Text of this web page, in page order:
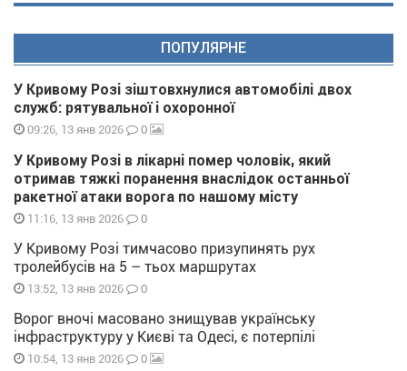
ПОПУЛЯРНЕ
У Кривому Розі зіштовхнулися автомобілі двох
служб: рятувальної і охоронної
09:26, 13 янв 2026 0
У Кривому Розі в лікарні помер чоловік, який
отримав тяжкі поранення внаслідок останньої
ракетної атаки ворога по нашому місту
11:16, 13 янв 2026 0
У Кривому Розі тимчасово призупинять рух
тролейбусів на 5 – тьох маршрутах
13:52, 13 янв 2026 0
Ворог вночі масовано знищував українську
інфраструктуру у Києві та Одесі, є потерпілі
10:54, 13 янв 2026 0